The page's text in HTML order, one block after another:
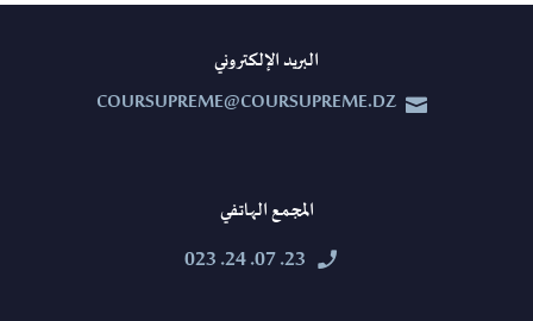
البريد الإلكتروني


COURSUPREME@COURSUPREME.DZ
المجمع الهاتفي


23. 07. 24. 023